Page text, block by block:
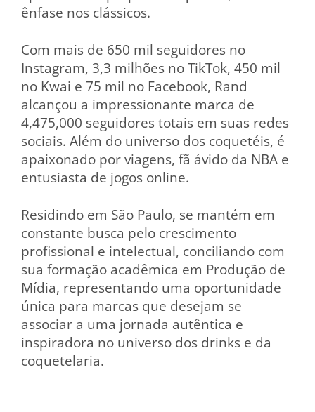
ênfase nos clássicos.
Com mais de 650 mil seguidores no
Instagram, 3,3 milhões no TikTok, 450 mil
no Kwai e 75 mil no Facebook, Rand
alcançou a impressionante marca de
4,475,000 seguidores totais em suas redes
sociais. Além do universo dos coquetéis, é
apaixonado por viagens, fã ávido da NBA e
entusiasta de jogos online.
Residindo em São Paulo, se mantém em
constante busca pelo crescimento
profissional e intelectual, conciliando com
sua formação acadêmica em Produção de
Mídia, representando uma oportunidade
única para marcas que desejam se
associar a uma jornada autêntica e
inspiradora no universo dos drinks e da
coquetelaria.